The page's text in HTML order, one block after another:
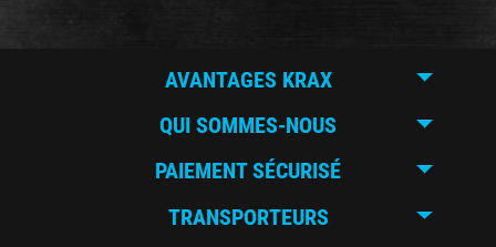
AVANTAGES KRAX
QUI SOMMES-NOUS
PAIEMENT SÉCURISÉ
TRANSPORTEURS